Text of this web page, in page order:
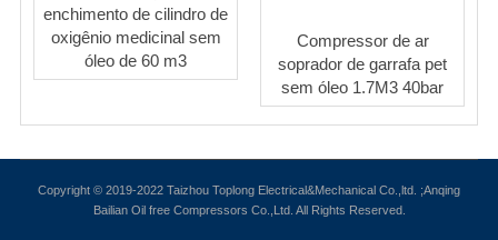
enchimento de cilindro de
oxigênio medicinal sem
óleo de 60 m3
Compressor de ar
soprador de garrafa pet
sem óleo 1.7M3 40bar
Copyright © 2019-2022 Taizhou Toplong Electrical&Mechanical Co.,ltd. ;Anqing
Bailian Oil free Compressors Co.,Ltd. All Rights Reserved.